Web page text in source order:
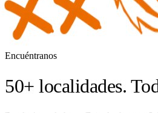
Encuéntranos
50+ localidades.